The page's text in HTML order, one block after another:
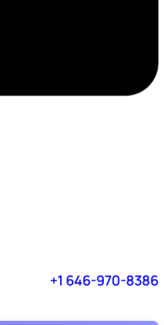
+1 646-970-8386